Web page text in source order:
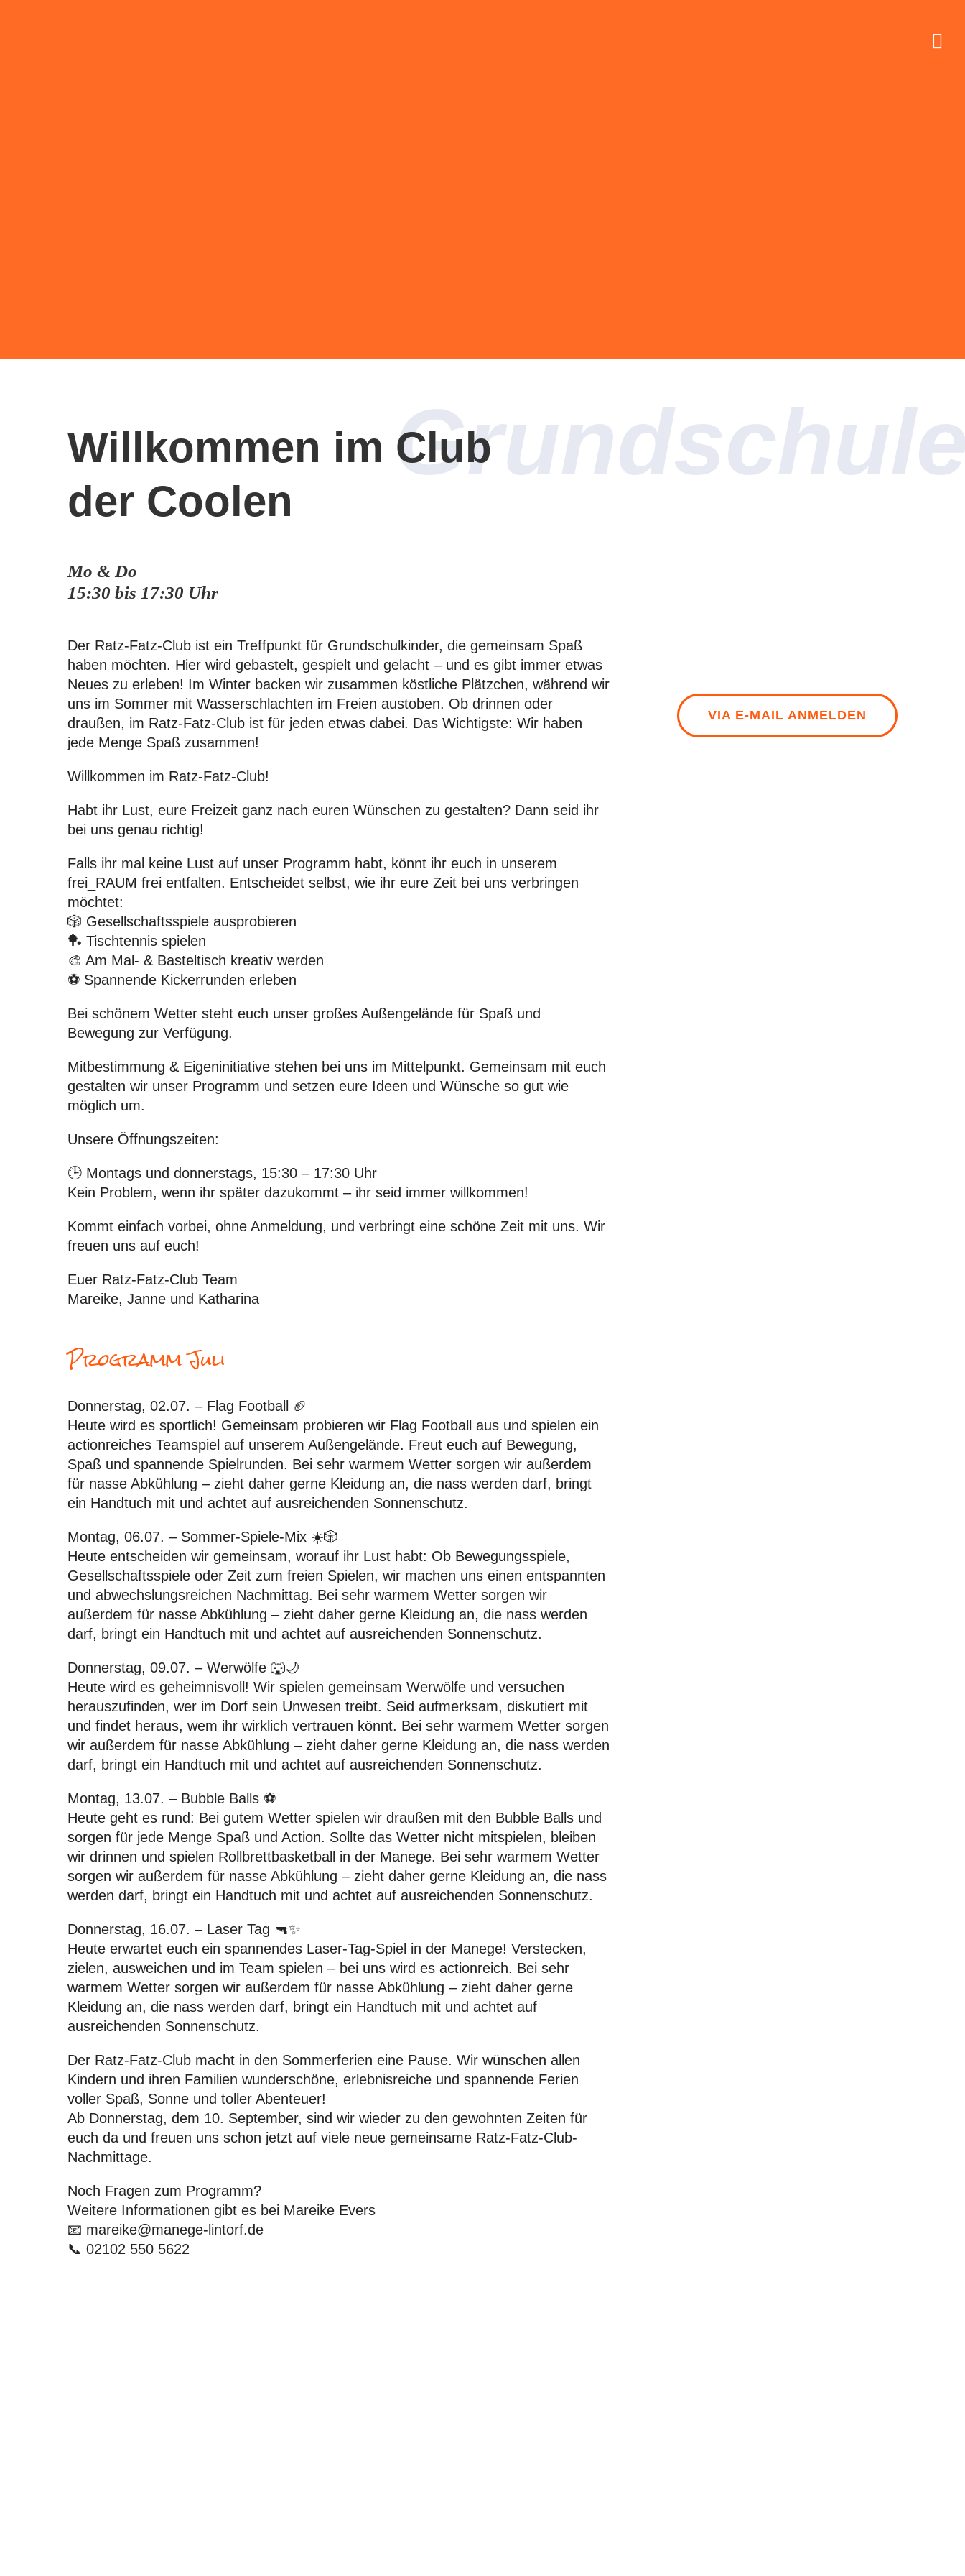
Willkommen im Club
der Coolen
Mo & Do
15:30 bis 17:30 Uhr
Der Ratz-Fatz-Club ist ein Treffpunkt für Grundschulkinder, die gemeinsam Spaß
haben möchten. Hier wird gebastelt, gespielt und gelacht – und es gibt immer etwas
Neues zu erleben! Im Winter backen wir zusammen köstliche Plätzchen, während wir
uns im Sommer mit Wasserschlachten im Freien austoben. Ob drinnen oder
draußen, im Ratz-Fatz-Club ist für jeden etwas dabei. Das Wichtigste: Wir haben
jede Menge Spaß zusammen!
Willkommen im Ratz-Fatz-Club!
Habt ihr Lust, eure Freizeit ganz nach euren Wünschen zu gestalten? Dann seid ihr
bei uns genau richtig!
Falls ihr mal keine Lust auf unser Programm habt, könnt ihr euch in unserem
frei_RAUM frei entfalten. Entscheidet selbst, wie ihr eure Zeit bei uns verbringen
möchtet:
🎲 Gesellschaftsspiele ausprobieren
🏓 Tischtennis spielen
🎨 Am Mal- & Basteltisch kreativ werden
⚽ Spannende Kickerrunden erleben
Bei schönem Wetter steht euch unser großes Außengelände für Spaß und
Bewegung zur Verfügung.
Mitbestimmung & Eigeninitiative stehen bei uns im Mittelpunkt. Gemeinsam mit euch
gestalten wir unser Programm und setzen eure Ideen und Wünsche so gut wie
möglich um.
Unsere Öffnungszeiten:
🕒 Montags und donnerstags, 15:30 – 17:30 Uhr
Kein Problem, wenn ihr später dazukommt – ihr seid immer willkommen!
Kommt einfach vorbei, ohne Anmeldung, und verbringt eine schöne Zeit mit uns. Wir
freuen uns auf euch!
Euer Ratz-Fatz-Club Team
Mareike, Janne und Katharina
Programm Juli
Donnerstag, 02.07. – Flag Football
🏈
Heute wird es sportlich! Gemeinsam probieren wir Flag Football aus und spielen ein
actionreiches Teamspiel auf unserem Außengelände. Freut euch auf Bewegung,
Spaß und spannende Spielrunden. Bei sehr warmem Wetter sorgen wir außerdem
für nasse Abkühlung – zieht daher gerne Kleidung an, die nass werden darf, bringt
ein Handtuch mit und achtet auf ausreichenden Sonnenschutz.
Montag, 06.07. – Sommer-Spiele-Mix ☀️🎲
Heute entscheiden wir gemeinsam, worauf ihr Lust habt: Ob Bewegungsspiele,
Gesellschaftsspiele oder Zeit zum freien Spielen, wir machen uns einen entspannten
und abwechslungsreichen Nachmittag. Bei sehr warmem Wetter sorgen wir
außerdem für nasse Abkühlung – zieht daher gerne Kleidung an, die nass werden
darf, bringt ein Handtuch mit und achtet auf ausreichenden Sonnenschutz.
Donnerstag, 09.07. – Werwölfe 🐺🌙
Heute wird es geheimnisvoll! Wir spielen gemeinsam Werwölfe und versuchen
herauszufinden, wer im Dorf sein Unwesen treibt. Seid aufmerksam, diskutiert mit
und findet heraus, wem ihr wirklich vertrauen könnt. Bei sehr warmem Wetter sorgen
wir außerdem für nasse Abkühlung – zieht daher gerne Kleidung an, die nass werden
darf, bringt ein Handtuch mit und achtet auf ausreichenden Sonnenschutz.
Montag, 13.07. – Bubble Balls ⚽
Heute geht es rund: Bei gutem Wetter spielen wir draußen mit den Bubble Balls und
sorgen für jede Menge Spaß und Action. Sollte das Wetter nicht mitspielen, bleiben
wir drinnen und spielen Rollbrettbasketball in der Manege. Bei sehr warmem Wetter
sorgen wir außerdem für nasse Abkühlung – zieht daher gerne Kleidung an, die nass
werden darf, bringt ein Handtuch mit und achtet auf ausreichenden Sonnenschutz.
Donnerstag, 16.07. – Laser Tag 🔫✨
Heute erwartet euch ein spannendes Laser-Tag-Spiel in der Manege! Verstecken,
zielen, ausweichen und im Team spielen – bei uns wird es actionreich. Bei sehr
warmem Wetter sorgen wir außerdem für nasse Abkühlung – zieht daher gerne
Kleidung an, die nass werden darf, bringt ein Handtuch mit und achtet auf
ausreichenden Sonnenschutz.
Der Ratz-Fatz-Club macht in den Sommerferien eine Pause. Wir wünschen allen
Kindern und ihren Familien wunderschöne, erlebnisreiche und spannende Ferien
voller Spaß, Sonne und toller Abenteuer!
Ab Donnerstag, dem 10. September, sind wir wieder zu den gewohnten Zeiten für
euch da und freuen uns schon jetzt auf viele neue gemeinsame Ratz-Fatz-Club-
Nachmittage.
Noch Fragen zum Programm?
Weitere Informationen gibt es bei Mareike Evers
📧 mareike@manege-lintorf.de
📞02102 550 5622
VIA E-MAIL ANMELDEN